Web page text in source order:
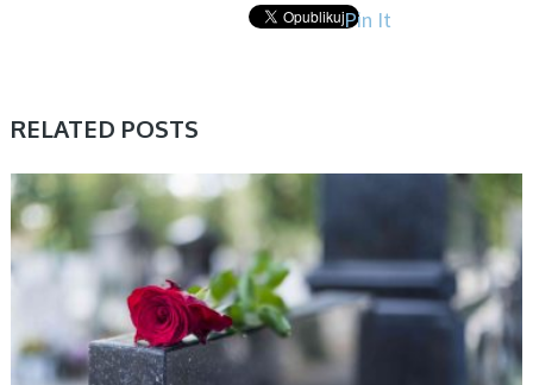
Pin It
RELATED POSTS
AKTUALNOŚCI, BIZNES, FIRMY